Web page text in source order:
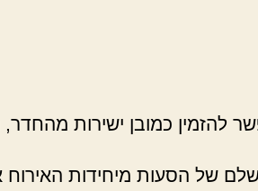
כמובן ישירות מהחדר,
של הסעות מיחידות